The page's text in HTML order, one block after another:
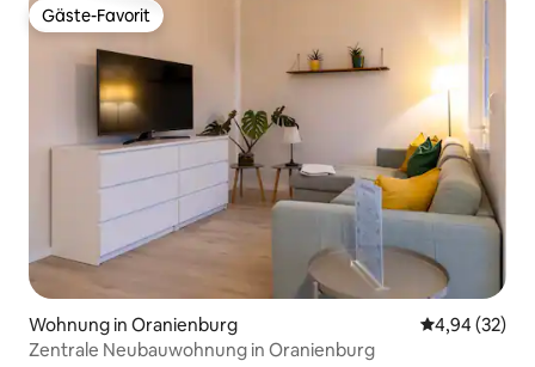
Gäste-Favorit
Gäste-Favorit
Wohnung in Oranienburg
4,94 (32)
Zentrale Neubauwohnung in Oranienburg